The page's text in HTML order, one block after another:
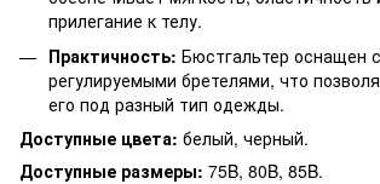
прилегание к телу.
Практичность: Бюстгальтер оснащен
регулируемыми бретелями, что
его под разный тип одежды.
Доступные цвета: белый, черный.
Доступные размеры: 75B, 80B, 85B.